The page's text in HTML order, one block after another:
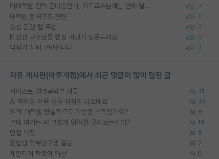
타대학원 컨텍 준비중인데, 지도교수님께는 언제 말씀드려야 할까요? 2
대학원 합격구조 관련 2
통신 관련 랩 추천 3
K 전전 교수님들 랩실 어떤지 질문드려요! 3
막학기 자퇴 고민됩니다 3
자유 게시판(아무개랩)에서 최근 댓글이 많이 달린 글
카이스트 경영공학부 서류 31
AI 학회들 거품 슬슬 지적이 나오네요 33
SPK 대학원 현실적으로 가능한 스펙인가요? 6
근데 여기는 왜 그렇게 SPK를 물어보는거임? 19
면접 복장 9
편입생 학부연구생 질문 7
세컨티어 학회의 위상 6